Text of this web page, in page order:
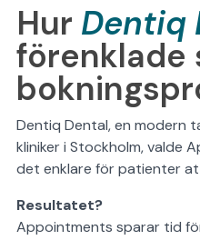
Hur Dentiq
förenklade
Dentiq Dental, en modern
kliniker i Stockholm, valde
det enklare för patienter
Resultatet?
Appointments sparar tid